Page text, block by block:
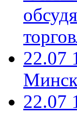
22.07
22.07